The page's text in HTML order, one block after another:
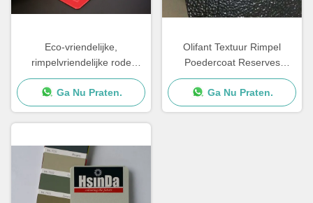
Eco-vriendelijke,
rimpelvriendelijke rode
poederlaag, Matt Gloss
Epoxy Polyester poederlaag
Ga Nu Praten.
Olifant Textuur Rimpel
Poedercoat Reserves
Besparing
Hoogtemperatuurweerstand
Ga Nu Praten.